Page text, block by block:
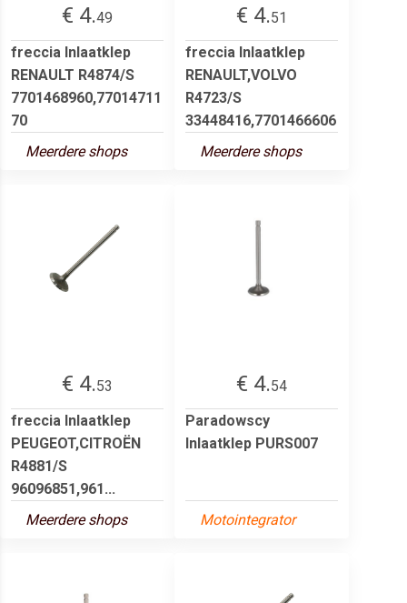
€ 4.49
freccia Inlaatklep
RENAULT R4874/S
7701468960,77014711
70
Meerdere shops
€ 4.51
freccia Inlaatklep
RENAULT,VOLVO
R4723/S
33448416,7701466606
Meerdere shops
€ 4.53
freccia Inlaatklep
PEUGEOT,CITROËN
R4881/S
96096851,961...
Meerdere shops
€ 4.54
Paradowscy
Inlaatklep PURS007
Motointegrator